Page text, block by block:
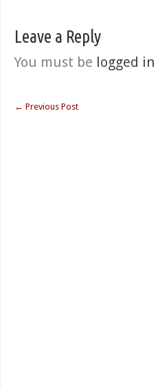
Leave a Reply
You must be logged in
← Previous Post